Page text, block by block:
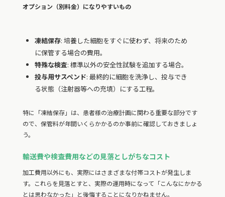
オプション（別料金）になりやすいもの
凍結保存: 培養した細胞をすぐに使わず、将来のため
に保管する場合の費用。
特殊な検査: 標準以外の安全性試験を追加する場合。
投与用サスペンド: 最終的に細胞を洗浄し、投与でき
る状態（注射器等への充填）にする工程。
特に「凍結保存」は、患者様の治療計画に関わる重要な部分です
ので、保管料が年間いくらかかるのか事前に確認しておきましょ
う。
輸送費や検査費用などの見落としがちなコスト
加工費用以外にも、実際にはさまざまな付帯コストが発生しま
す。これらを見落とすと、実際の運用時になって「こんなにかかる
とは思わなかった」と後悔することになりかねません。